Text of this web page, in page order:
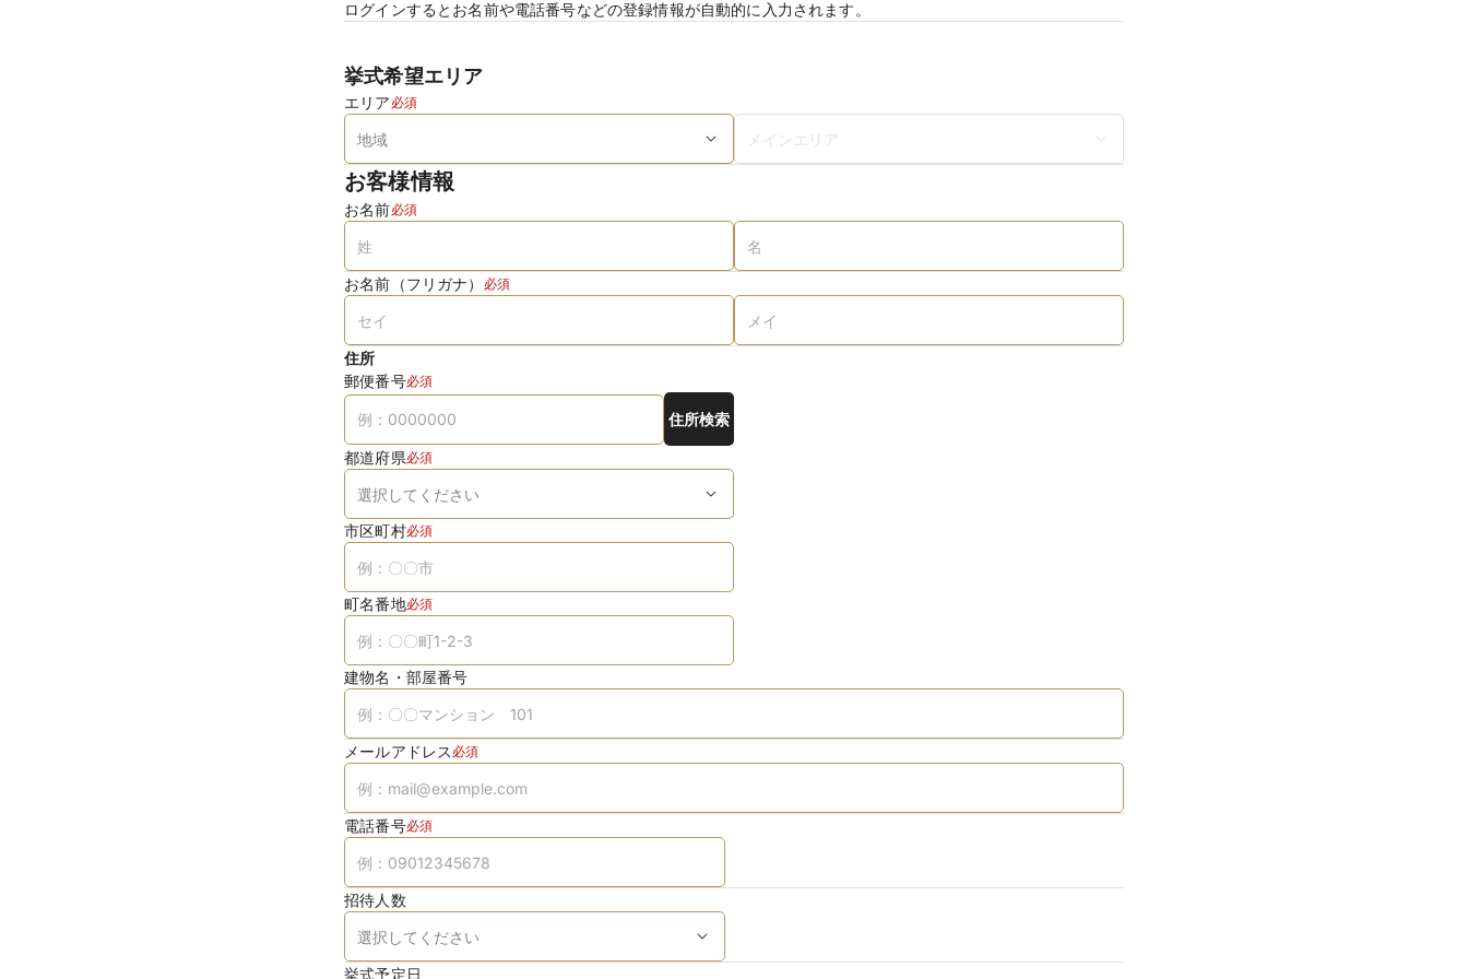
ログインするとお名前や電話番号などの登録情報が自動的に入力されます。
挙式希望エリア
エリア 必須
お客様情報
お名前必須
お名前（フリガナ） 必須
住所
郵便番号必須
住所検索
都道府県必須
市区町村必須
町名番地必須
建物名・部屋番号
メールアドレス 必須
電話番号必須
招待人数
挙式予定日